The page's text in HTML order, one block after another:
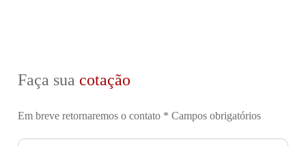
Faça sua cotação
Em breve retornaremos o contato * Campos obrigatórios